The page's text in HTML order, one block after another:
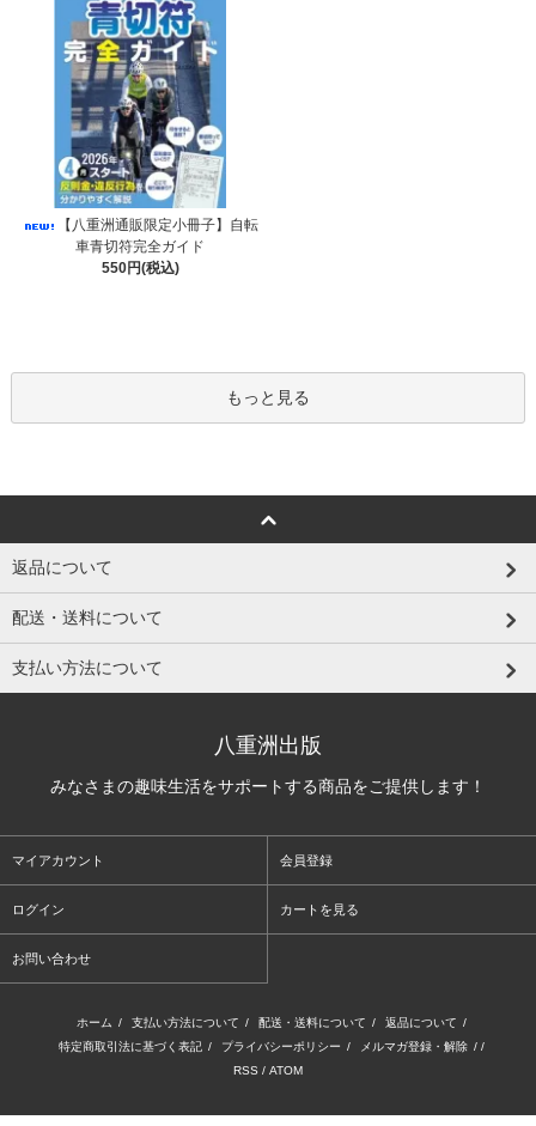
【八重洲通販限定小冊子】自転
車青切符完全ガイド
550円(税込)
もっと見る
返品について
配送・送料について
支払い方法について
八重洲出版
みなさまの趣味生活をサポートする商品をご提供します！
マイアカウント 会員登録
ログイン カートを見る
お問い合わせ
ホーム / 支払い方法について / 配送・送料について / 返品について /
特定商取引法に基づく表記 / プライバシーポリシー / メルマガ登録・解除 / /
RSS / ATOM